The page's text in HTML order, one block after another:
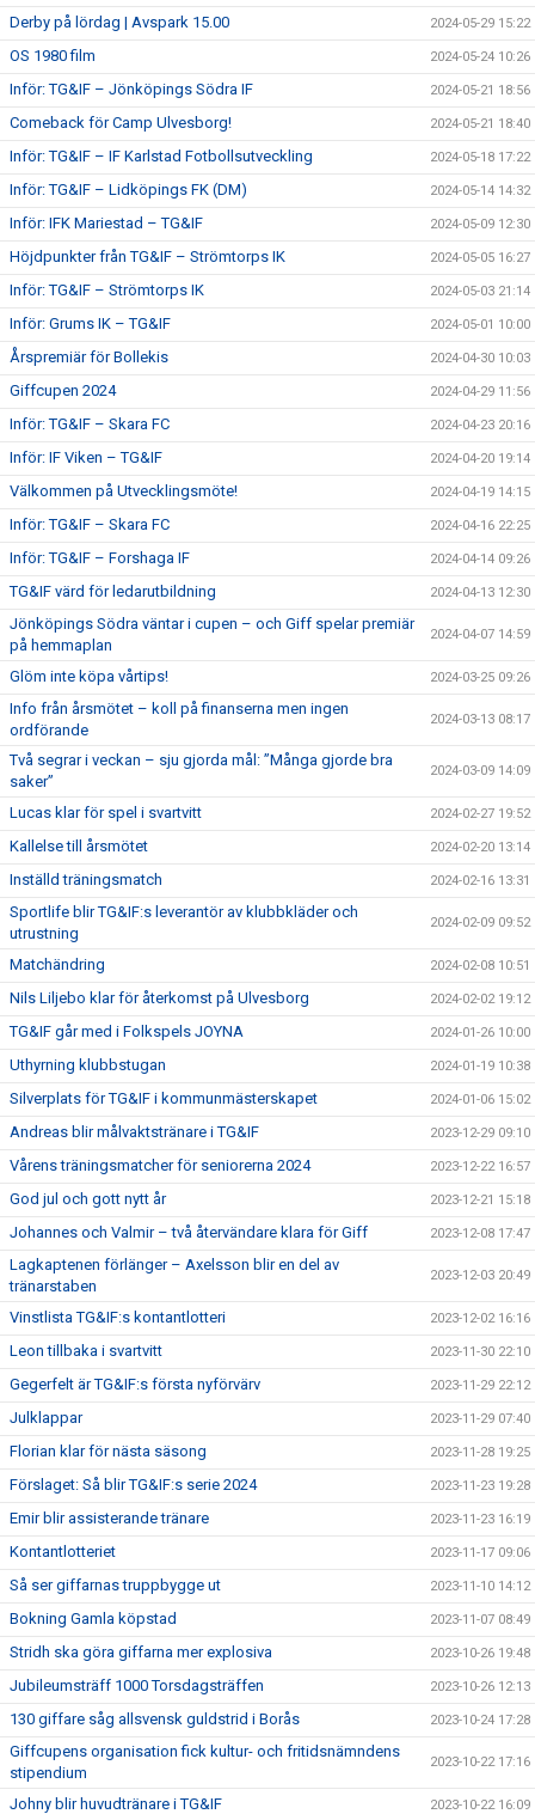
Derby på lördag | Avspark 15.00 2024-05-29 15:22
OS 1980 film 2024-05-24 10:26
Inför: TG&IF – Jönköpings Södra IF 2024-05-21 18:56
Comeback för Camp Ulvesborg! 2024-05-21 18:40
Inför: TG&IF – IF Karlstad Fotbollsutveckling 2024-05-18 17:22
Inför: TG&IF – Lidköpings FK (DM) 2024-05-14 14:32
Inför: IFK Mariestad – TG&IF 2024-05-09 12:30
Höjdpunkter från TG&IF – Strömtorps IK 2024-05-05 16:27
Inför: TG&IF – Strömtorps IK 2024-05-03 21:14
Inför: Grums IK – TG&IF 2024-05-01 10:00
Årspremiär för Bollekis 2024-04-30 10:03
Giffcupen 2024 2024-04-29 11:56
Inför: TG&IF – Skara FC 2024-04-23 20:16
Inför: IF Viken – TG&IF 2024-04-20 19:14
Välkommen på Utvecklingsmöte! 2024-04-19 14:15
Inför: TG&IF – Skara FC 2024-04-16 22:25
Inför: TG&IF – Forshaga IF 2024-04-14 09:26
TG&IF värd för ledarutbildning 2024-04-13 12:30
Jönköpings Södra väntar i cupen – och Giff spelar premiär
på hemmaplan
2024-04-07 14:59
Glöm inte köpa vårtips! 2024-03-25 09:26
Info från årsmötet – koll på finanserna men ingen
ordförande
2024-03-13 08:17
Två segrar i veckan – sju gjorda mål: ”Många gjorde bra
saker”
2024-03-09 14:09
Lucas klar för spel i svartvitt 2024-02-27 19:52
Kallelse till årsmötet 2024-02-20 13:14
Inställd träningsmatch 2024-02-16 13:31
Sportlife blir TG&IF:s leverantör av klubbkläder och
utrustning
2024-02-09 09:52
Matchändring 2024-02-08 10:51
Nils Liljebo klar för återkomst på Ulvesborg 2024-02-02 19:12
TG&IF går med i Folkspels JOYNA 2024-01-26 10:00
Uthyrning klubbstugan 2024-01-19 10:38
Silverplats för TG&IF i kommunmästerskapet 2024-01-06 15:02
Andreas blir målvaktstränare i TG&IF 2023-12-29 09:10
Vårens träningsmatcher för seniorerna 2024 2023-12-22 16:57
God jul och gott nytt år 2023-12-21 15:18
Johannes och Valmir – två återvändare klara för Giff 2023-12-08 17:47
Lagkaptenen förlänger – Axelsson blir en del av
tränarstaben
2023-12-03 20:49
Vinstlista TG&IF:s kontantlotteri 2023-12-02 16:16
Leon tillbaka i svartvitt 2023-11-30 22:10
Gegerfelt är TG&IF:s första nyförvärv 2023-11-29 22:12
Julklappar 2023-11-29 07:40
Florian klar för nästa säsong 2023-11-28 19:25
Förslaget: Så blir TG&IF:s serie 2024 2023-11-23 19:28
Emir blir assisterande tränare 2023-11-23 16:19
Kontantlotteriet 2023-11-17 09:06
Så ser giffarnas truppbygge ut 2023-11-10 14:12
Bokning Gamla köpstad 2023-11-07 08:49
Stridh ska göra giffarna mer explosiva 2023-10-26 19:48
Jubileumsträff 1000 Torsdagsträffen 2023-10-26 12:13
130 giffare såg allsvensk guldstrid i Borås 2023-10-24 17:28
Giffcupens organisation fick kultur- och fritidsnämndens
stipendium
2023-10-22 17:16
Johny blir huvudtränare i TG&IF 2023-10-22 16:09